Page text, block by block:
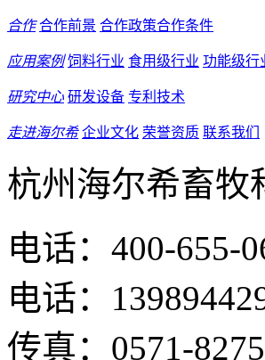
合作 合作前景 合作政策合作条件
应用案例 饲料行业 食用级行业 功能级行
研究中心 研发设备 专利技术
走进海尔希 企业文化 荣誉资质 联系我们
杭州海尔希畜牧
电话：400-655-
电话：
传真：0571-